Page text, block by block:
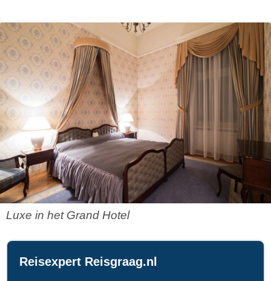
Luxe in het Grand Hotel
Reisexpert Reisgraag.nl